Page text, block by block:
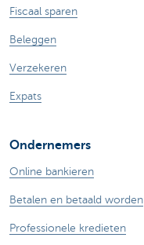
Fiscaal sparen
Beleggen
Verzekeren
Expats
Ondernemers
Online bankieren
Betalen en betaald worden
Professionele kredieten